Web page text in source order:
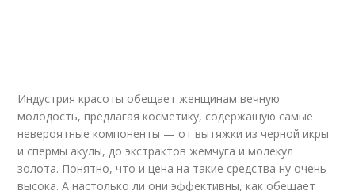
Индустрия красоты обещает женщинам вечную
молодость, предлагая косметику, содержащую самые
невероятные компоненты — от вытяжки из черной икры
и спермы акулы, до экстрактов жемчуга и молекул
золота. Понятно, что и цена на такие средства ну очень
высока. А настолько ли они эффективны, как обещает